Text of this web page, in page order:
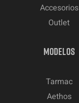
Accesorios
Outlet
MODELOS
Tarmac
Aethos